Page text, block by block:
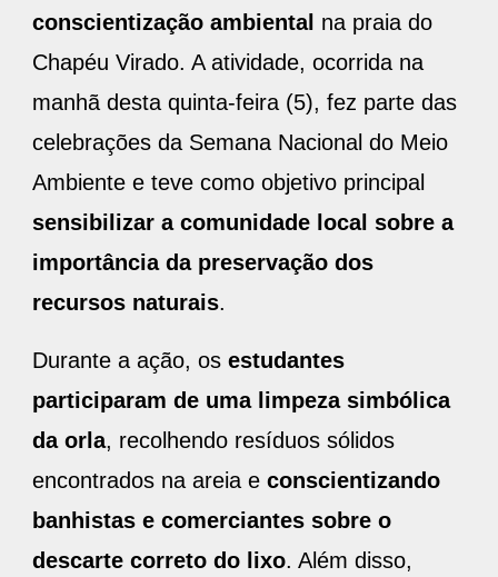
conscientização ambiental na praia do
Chapéu Virado. A atividade, ocorrida na
manhã desta quinta-feira (5), fez parte das
celebrações da Semana Nacional do Meio
Ambiente e teve como objetivo principal
sensibilizar a comunidade local sobre a
importância da preservação dos
recursos naturais.
Durante a ação, os estudantes
participaram de uma limpeza simbólica
da orla, recolhendo resíduos sólidos
encontrados na areia e conscientizando
banhistas e comerciantes sobre o
descarte correto do lixo. Além disso,